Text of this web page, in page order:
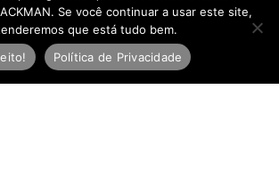
Se você continuar a usar este site,
que está tudo bem.
Política de Privacidade